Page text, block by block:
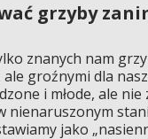
grzyby
znanych nam
groźnymi dla
i młode, ale
nienaruszonym
jako